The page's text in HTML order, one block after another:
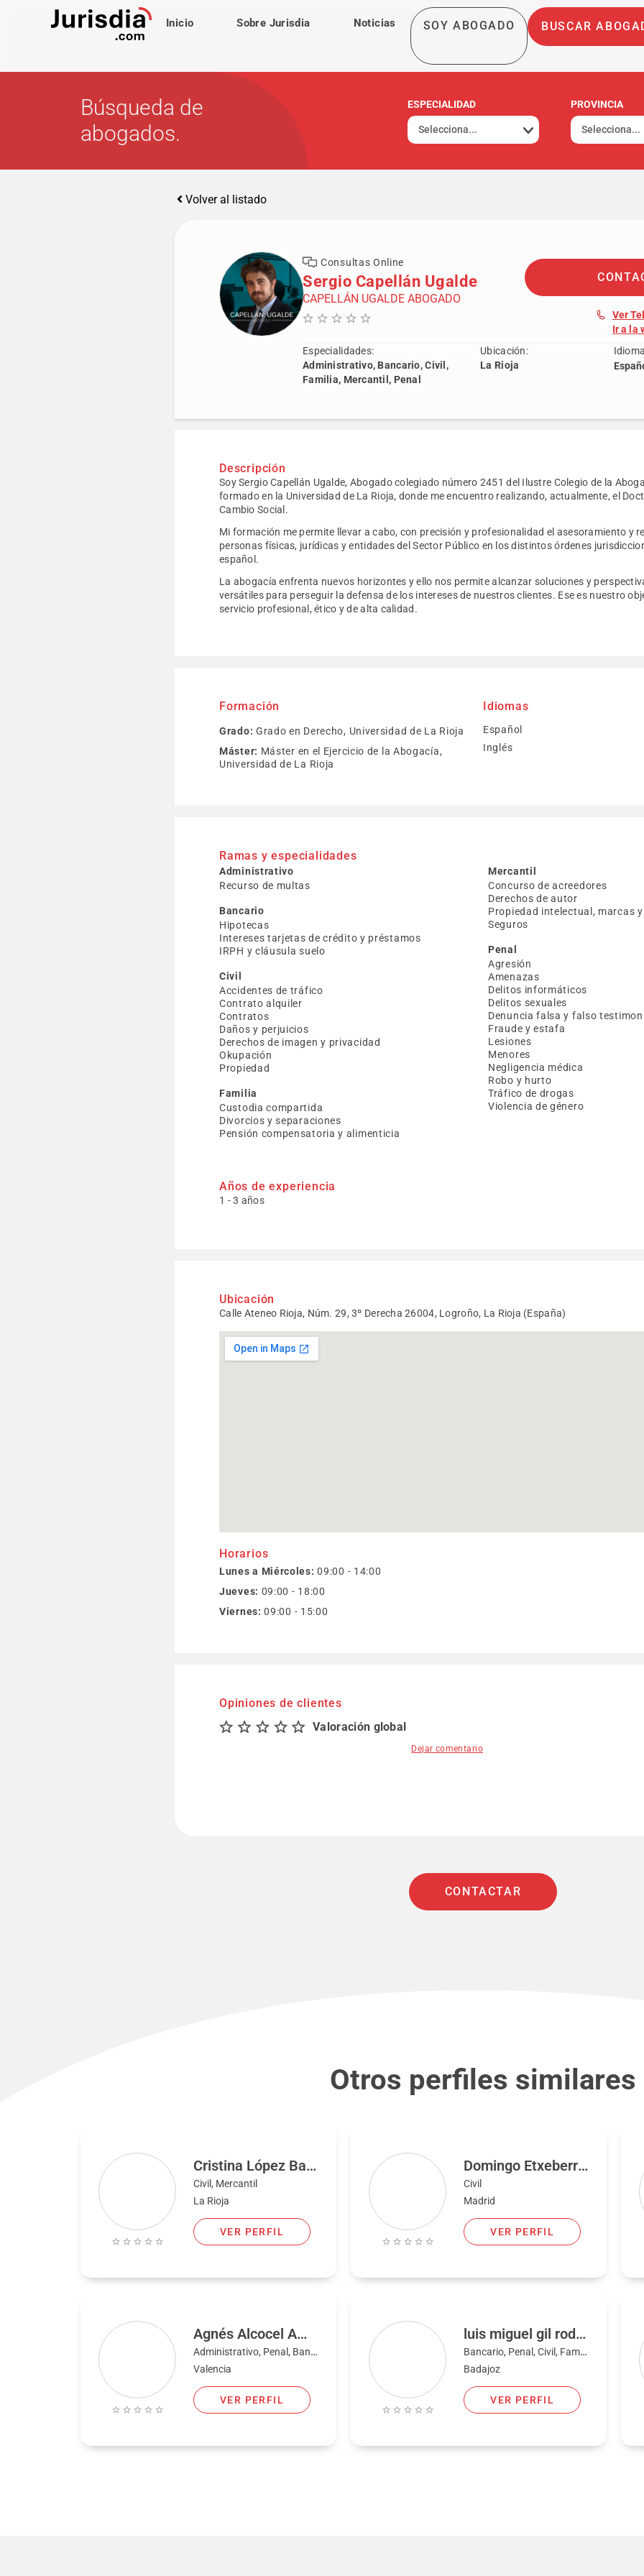
Inicio Sobre Jurisdia Noticias SOY ABOGADO BUSCAR
Búsqueda de
abogados.
ESPECIALIDAD PROVINCIA
Volver al listado
Consultas Online
Sergio Capellán Ugalde
CAPELLÁN UGALDE ABOGADO
Ver
Ir a la
Especialidades:
Administrativo, Bancario, Civil,
Familia, Mercantil, Penal
Ubicación:
La Rioja
Descripción
Soy Sergio Capellán Ugalde, Abogado colegiado número 2451 del Ilustre Colegio de la
formado en la Universidad de La Rioja, donde me encuentro realizando, actualmente, el
Cambio Social.
Mi formación me permite llevar a cabo, con precisión y profesionalidad el asesoramiento y
personas físicas, jurídicas y entidades del Sector Público en los distintos órdenes
español.
La abogacía enfrenta nuevos horizontes y ello nos permite alcanzar soluciones y
versátiles para perseguir la defensa de los intereses de nuestros clientes. Ese es nuestro
servicio profesional, ético y de alta calidad.
Formación
Grado: Grado en Derecho, Universidad de La Rioja
Máster: Máster en el Ejercicio de la Abogacía,
Universidad de La Rioja
Idiomas
Español
Inglés
Ramas y especialidades
Administrativo
Recurso de multas
Bancario
Hipotecas
Intereses tarjetas de crédito y préstamos
IRPH y cláusula suelo
Civil
Accidentes de tráfico
Contrato alquiler
Contratos
Daños y perjuicios
Derechos de imagen y privacidad
Okupación
Propiedad
Familia
Custodia compartida
Divorcios y separaciones
Pensión compensatoria y alimenticia
Mercantil
Concurso de acreedores
Derechos de autor
Propiedad intelectual, marcas
Seguros
Penal
Agresión
Amenazas
Delitos informáticos
Delitos sexuales
Denuncia falsa y falso
Fraude y estafa
Lesiones
Menores
Negligencia médica
Robo y hurto
Tráfico de drogas
Violencia de género
Años de experiencia
1 - 3 años
Ubicación
Calle Ateneo Rioja, Núm. 29, 3º Derecha 26004, Logroño, La Rioja (España)
Horarios
Lunes a Miércoles: 09:00 - 14:00
Jueves: 09:00 - 18:00
Viernes: 09:00 - 15:00
Opiniones de clientes
Valoración global
Dejar comentario
CONTACTAR
Otros perfiles similares
Cristina López Bañares
Civil, Mercantil
La Rioja
VER PERFIL
Domingo Etxeberria
Civil
Madrid
VER PERFIL
Agnés Alcocel Amat
Administrativo, Penal, Bancario, Civil, Familia, Laboral, Extranjería y nacionalidad
Valencia
VER PERFIL
luis miguel gil rodriguez
Bancario, Penal, Civil, Familia
Badajoz
VER PERFIL